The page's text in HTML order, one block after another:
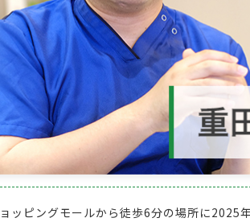
ッピングモールから徒歩6分の場所に2025